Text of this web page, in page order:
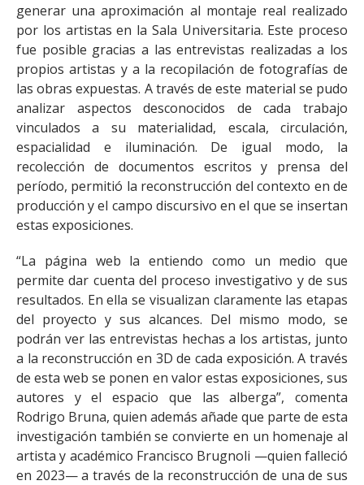
generar una aproximación al montaje real realizado
por los artistas en la Sala Universitaria. Este proceso
fue posible gracias a las entrevistas realizadas a los
propios artistas y a la recopilación de fotografías de
las obras expuestas. A través de este material se pudo
analizar aspectos desconocidos de cada trabajo
vinculados a su materialidad, escala, circulación,
espacialidad e iluminación. De igual modo, la
recolección de documentos escritos y prensa del
período, permitió la reconstrucción del contexto en de
producción y el campo discursivo en el que se insertan
estas exposiciones.
“La página web la entiendo como un medio que
permite dar cuenta del proceso investigativo y de sus
resultados. En ella se visualizan claramente las etapas
del proyecto y sus alcances. Del mismo modo, se
podrán ver las entrevistas hechas a los artistas, junto
a la reconstrucción en 3D de cada exposición. A través
de esta web se ponen en valor estas exposiciones, sus
autores y el espacio que las alberga”, comenta
Rodrigo Bruna, quien además añade que parte de esta
investigación también se convierte en un homenaje al
artista y académico Francisco Brugnoli —quien falleció
en 2023— a través de la reconstrucción de una de sus